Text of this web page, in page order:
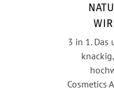
3 in 1. Das
Cosmetics